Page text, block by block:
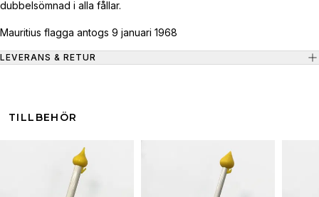
dubbelsömnad i alla fållar.
Mauritius flagga antogs 9 januari 1968
LEVERANS & RETUR
TILLBEHÖR